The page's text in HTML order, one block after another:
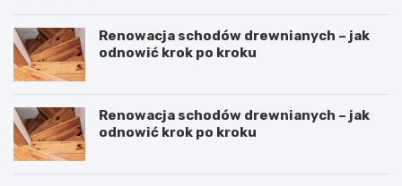
Renowacja schodów drewnianych – jak
odnowić krok po kroku
Renowacja schodów drewnianych – jak
odnowić krok po kroku